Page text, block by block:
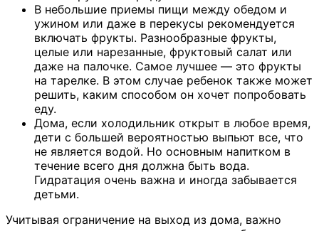
В небольшие приемы пищи между обедом и
ужином или даже в перекусы рекомендуется
включать фрукты. Разнообразные фрукты,
целые или нарезанные, фруктовый салат или
даже на палочке. Самое лучшее — это фрукты
на тарелке. В этом случае ребенок также может
решить, каким способом он хочет попробовать
еду.
Дома, если холодильник открыт в любое время,
дети с большей вероятностью выпьют все, что
не является водой. Но основным напитком в
течение всего дня должна быть вода.
Гидратация очень важна и иногда забывается
детьми.
Учитывая ограничение на выход из дома, важно